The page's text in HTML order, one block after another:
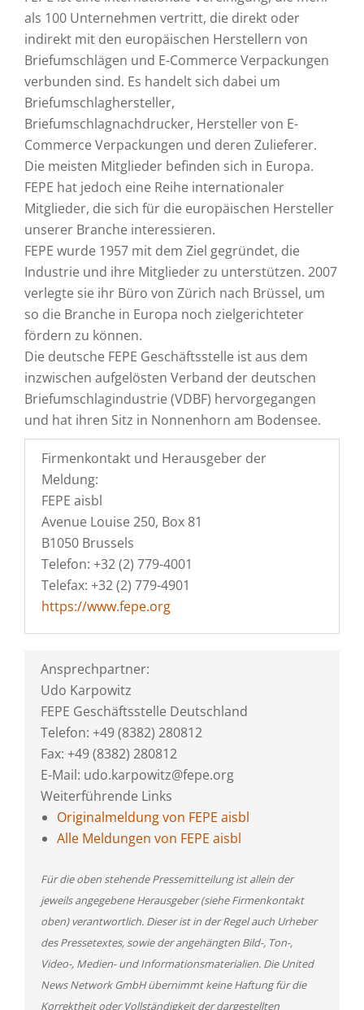
als 100 Unternehmen vertritt, die direkt oder
indirekt mit den europäischen Herstellern von
Briefumschlägen und E-Commerce Verpackungen
verbunden sind. Es handelt sich dabei um
Briefumschlaghersteller,
Briefumschlagnachdrucker, Hersteller von E-
Commerce Verpackungen und deren Zulieferer.
Die meisten Mitglieder befinden sich in Europa.
FEPE hat jedoch eine Reihe internationaler
Mitglieder, die sich für die europäischen Hersteller
unserer Branche interessieren.
FEPE wurde 1957 mit dem Ziel gegründet, die
Industrie und ihre Mitglieder zu unterstützen. 2007
verlegte sie ihr Büro von Zürich nach Brüssel, um
so die Branche in Europa noch zielgerichteter
fördern zu können.
Die deutsche FEPE Geschäftsstelle ist aus dem
inzwischen aufgelösten Verband der deutschen
Briefumschlagindustrie (VDBF) hervorgegangen
und hat ihren Sitz in Nonnenhorn am Bodensee.
Firmenkontakt und Herausgeber der
Meldung:
FEPE aisbl
Avenue Louise 250, Box 81
B1050 Brussels
Telefon: +32 (2) 779-4001
Telefax: +32 (2) 779-4901
https://www.fepe.org
Ansprechpartner:
Udo Karpowitz
FEPE Geschäftsstelle Deutschland
Telefon: +49 (8382) 280812
Fax: +49 (8382) 280812
E-Mail: udo.karpowitz@fepe.org
Weiterführende Links
Originalmeldung von FEPE aisbl
Alle Meldungen von FEPE aisbl
Für die oben stehende Pressemitteilung ist allein der
jeweils angegebene Herausgeber (siehe Firmenkontakt
oben) verantwortlich. Dieser ist in der Regel auch Urheber
des Pressetextes, sowie der angehängten Bild-, Ton-,
Video-, Medien- und Informationsmaterialien. Die United
News Network GmbH übernimmt keine Haftung für die
Korrektheit oder Vollständigkeit der dargestellten